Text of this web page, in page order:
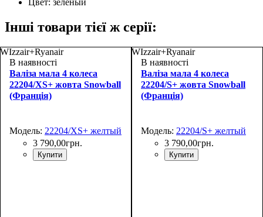
Цвет: зеленый
Інші товари тієї ж серії:
WIzzair+Ryanair
В наявності
Валіза мала 4 колеса
22204/XS+ жовта Snowball
(Франція)
Модель: 22204/XS+ желтый
3 790,00грн.
Купити
WIzzair+Ryanair
В наявності
Валіза мала 4 колеса
22204/S+ жовта Snowball
(Франція)
Модель: 22204/S+ желтый
3 790,00грн.
Купити